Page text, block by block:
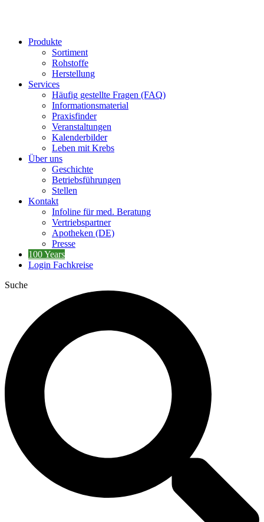
Produkte
Sortiment
Rohstoffe
Herstellung
Services
Häufig gestellte Fragen (FAQ)
Informationsmaterial
Praxisfinder
Veranstaltungen
Kalenderbilder
Leben mit Krebs
Über uns
Geschichte
Betriebsführungen
Stellen
Kontakt
Infoline für med. Beratung
Vertriebspartner
Apotheken (DE)
Presse
100 Years
Login Fachkreise
Suche